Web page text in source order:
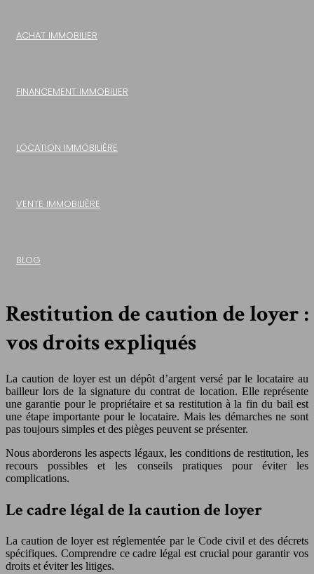
ACHAT IMMOBILIER
FINANCEMENT IMMOBILIER
LOCATION IMMOBILIÈRE
VENTE IMMOBILIÈRE
BLOG
Restitution de caution de loyer :
vos droits expliqués
La caution de loyer est un dépôt d’argent versé par le locataire au
bailleur lors de la signature du contrat de location. Elle représente
une garantie pour le propriétaire et sa restitution à la fin du bail est
une étape importante pour le locataire. Mais les démarches ne sont
pas toujours simples et des pièges peuvent se présenter.
Nous aborderons les aspects légaux, les conditions de restitution, les
recours possibles et les conseils pratiques pour éviter les
complications.
Le cadre légal de la caution de loyer
La caution de loyer est réglementée par le Code civil et des décrets
spécifiques. Comprendre ce cadre légal est crucial pour garantir vos
droits et éviter les litiges.